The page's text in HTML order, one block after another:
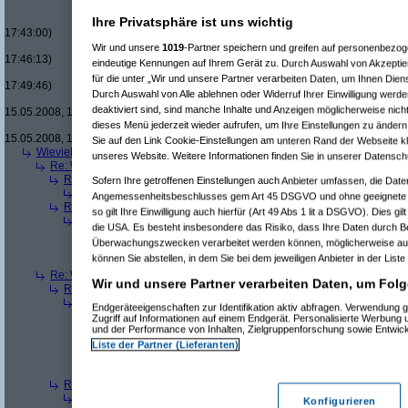
17:43:00)
Re(20): Men in
17:46:13)
Re(21): Men in
17:49:46)
Re(22): Men
15.05.2008, 18:07:18)
Re(23):
15.05.2008, 18:13:17)
Wieviele blus/hd-dvds habt ihr schon?(bröslam 15.05.2008, 18:06:08)
Re: Wieviele blus/hd-dvds habt ihr schon?
Re(2): Wieviele blus/hd-dvds habt ihr schon?(brösl am 15.05.2008,
Re(3): Wieviele blus/hd-dvds habt ihr schon?(ducducam
Re(2): Wieviele blus/hd-dvds habt ihr schon?(hackenbusham
Re(3): Wieviele blus/hd-dvds habt ihr schon?
( ducducam
Re(4): Wieviele blus/hd-dvds habt ihr schon?( hackenbusham
Re(5): Wieviele blus/hd-dvds habt ihr schon?(ducducam
Re(6): Wieviele blus/hd-dvds habt ihr schon?(
Re: Wieviele blus/hd-dvds habt ihr schon?
Re(2): Wieviele blus/hd-dvds habt ihr schon?(ducducam
Re(3): Wieviele blus/hd-dvds habt ihr schon? ("without"am
Re(4): Wieviele blus/hd-dvds habt ihr schon?(ducduc am
Re(5): Wieviele blus/hd-dvds habt ihr schon?("without"am
Re(6): Wieviele blus/hd-dvds habt ihr schon?
Re(2): Wieviele blus/hd-dvds habt ihr schon?(bröslam 15.05.2008,
(ducducam
Ihre Privatsphäre ist uns wichtig
Wir und unsere 1019-Partner speichern und greifen auf
eindeutige Kennungen auf Ihrem Gerät zu. Durch Auswahl von
für die unter „Wir und unsere Partner verarbeiten Daten, um Ihnen
Durch Auswahl von Alle ablehnen oder Widerruf Ihrer Einwilligung
deaktiviert sind, sind manche Inhalte und Anzeigen möglicherweise
dieses Menü jederzeit wieder aufrufen, um Ihre Einstellungen zu
Sie auf den Link Cookie-Einstellungen am unteren Rand der Webseite
unseres Website. Weitere Informationen finden Sie in unserer
Sofern Ihre getroffenen Einstellungen auch Anbieter umfassen, die
Angemessenheitsbeschlusses gem Art 45 DSGVO und ohne
so gilt Ihre Einwilligung auch hierfür (Art 49 Abs 1 lit a DSGVO). Dies
die USA. Es besteht insbesondere das Risiko, dass Ihre Daten durch
Überwachungszwecken verarbeitet werden können, möglicherweise
können Sie abstellen, in dem Sie bei dem jeweiligen Anbieter in der
Wir und unsere Partner verarbeiten Daten, um
Endgeräteeigenschaften zur Identifikation aktiv abfragen. Verwendung
Zugriff auf Informationen auf einem Endgerät. Personalisierte Werbung
und der Performance von Inhalten, Zielgruppenforschung sowie
Liste der Partner (Lieferanten)
Konfigurieren